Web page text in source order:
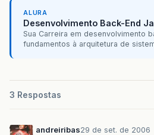
ALURA
Desenvolvimento Back-End
Sua Carreira em desenvolvimento
fundamentos à arquitetura de
3 Respostas
andreiribas29 de set. de 2006